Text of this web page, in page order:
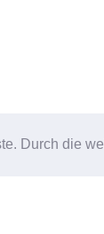
Durch die